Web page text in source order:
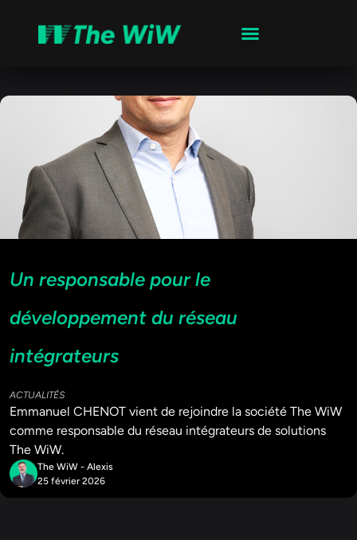
Un responsable pour le
développement du réseau
intégrateurs
ACTUALITÉS
Emmanuel CHENOT vient de rejoindre la société The WiW
comme responsable du réseau intégrateurs de solutions
The WiW.
The WiW - Alexis
25 février 2026